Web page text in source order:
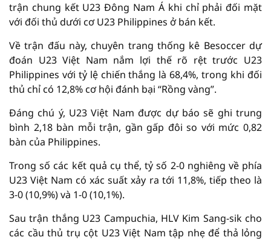
trận chung kết U23 Đông Nam Á khi chỉ phải đối mặt
với đối thủ dưới cơ U23 Philippines ở bán kết.
Về trận đấu này, chuyên trang thống kê Besoccer dự
đoán U23 Việt Nam nắm lợi thế rõ rệt trước U23
Philippines với tỷ lệ chiến thắng là 68,4%, trong khi đối
thủ chỉ có 12,8% cơ hội đánh bại “Rồng vàng”.
Đáng chú ý, U23 Việt Nam được dự báo sẽ ghi trung
bình 2,18 bàn mỗi trận, gần gấp đôi so với mức 0,82
bàn của Philippines.
Trong số các kết quả cụ thể, tỷ số 2-0 nghiêng về phía
U23 Việt Nam có xác suất xảy ra tới 11,8%, tiếp theo là
3-0 (10,9%) và 1-0 (10,1%).
Sau trận thắng U23 Campuchia, HLV Kim Sang-sik cho
các cầu thủ trụ cột U23 Việt Nam tập nhẹ để thả lỏng